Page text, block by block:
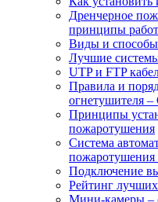
Дренчерное
принципы
Виды и
Лучшие
UTP и FTP
Правила и
огнетушителя
Принципы
пожаротушения
Система
Подключение
Рейтинг лучших
Мини-камеры –